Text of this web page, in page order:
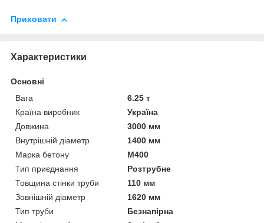
Приховати
Характеристики
Основні
Вага
6.25 т
Країна виробник
Україна
Довжина
3000 мм
Внутрішній діаметр
1400 мм
Марка бетону
М400
Тип приєднання
Розтрубне
Товщина стінки труби
110 мм
Зовнішній діаметр
1620 мм
Тип труби
Безнапірна